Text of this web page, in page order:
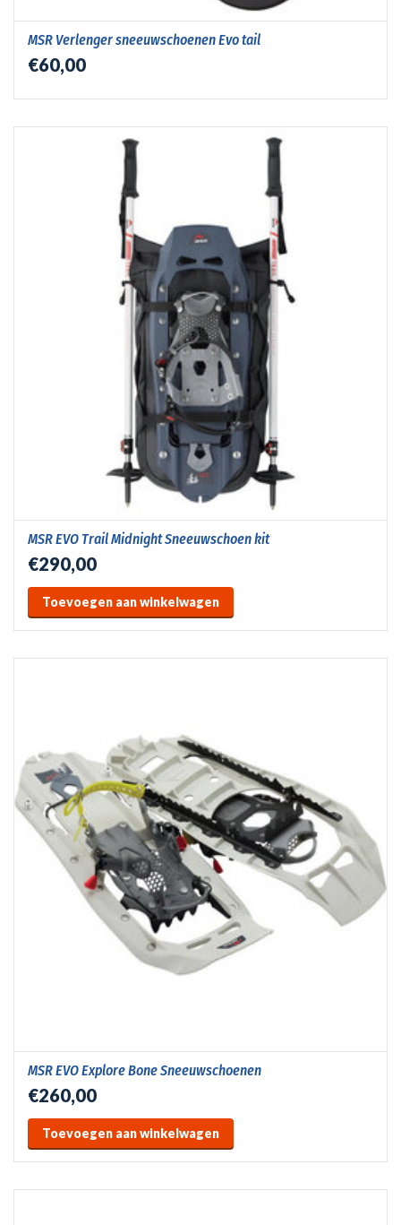
MSR Verlenger sneeuwschoenen Evo tail
€60,00
MSR EVO Trail Midnight Sneeuwschoen kit
€290,00
Toevoegen aan winkelwagen
MSR EVO Explore Bone Sneeuwschoenen
€260,00
Toevoegen aan winkelwagen